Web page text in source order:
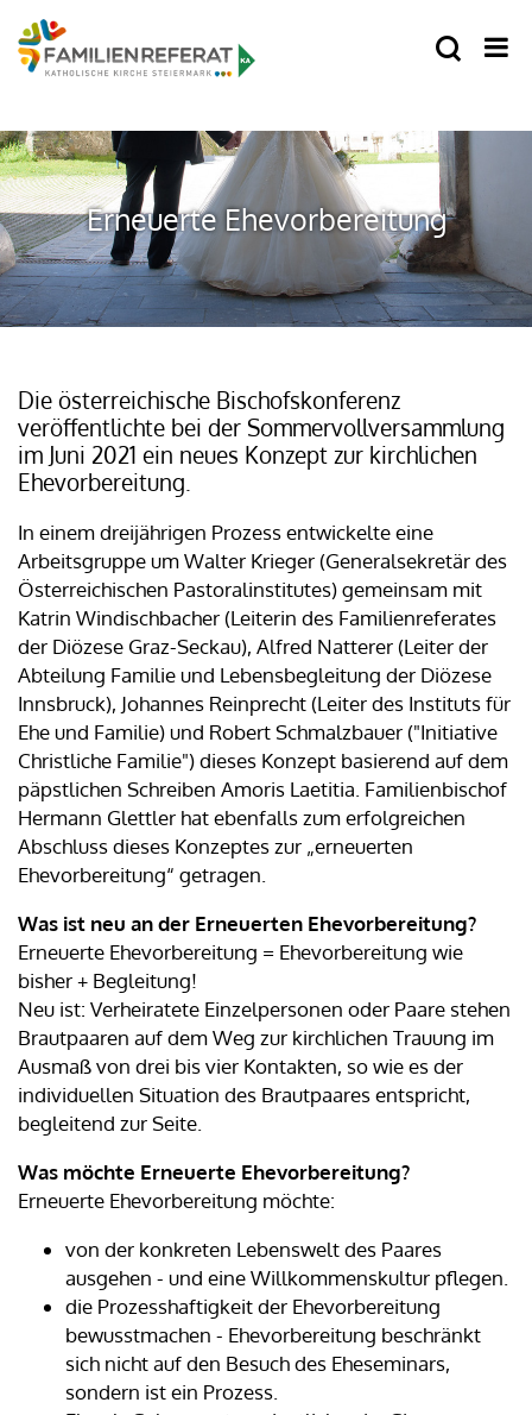
Erneuerte Ehevorbereitung
Die österreichische Bischofskonferenz
veröffentlichte bei der Sommervollversammlung
im Juni 2021 ein neues Konzept zur kirchlichen
Ehevorbereitung.
In einem dreijährigen Prozess entwickelte eine
Arbeitsgruppe um Walter Krieger (Generalsekretär des
Österreichischen Pastoralinstitutes) gemeinsam mit
Katrin Windischbacher (Leiterin des Familienreferates
der Diözese Graz-Seckau), Alfred Natterer (Leiter der
Abteilung Familie und Lebensbegleitung der Diözese
Innsbruck), Johannes Reinprecht (Leiter des Instituts für
Ehe und Familie) und Robert Schmalzbauer ("Initiative
Christliche Familie") dieses Konzept basierend auf dem
päpstlichen Schreiben Amoris Laetitia. Familienbischof
Hermann Glettler hat ebenfalls zum erfolgreichen
Abschluss dieses Konzeptes zur „erneuerten
Ehevorbereitung“ getragen.
Was ist neu an der Erneuerten Ehevorbereitung?
Erneuerte Ehevorbereitung = Ehevorbereitung wie
bisher + Begleitung!
Neu ist: Verheiratete Einzelpersonen oder Paare stehen
Brautpaaren auf dem Weg zur kirchlichen Trauung im
Ausmaß von drei bis vier Kontakten, so wie es der
individuellen Situation des Brautpaares entspricht,
begleitend zur Seite.
Was möchte Erneuerte Ehevorbereitung?
Erneuerte Ehevorbereitung möchte:
von der konkreten Lebenswelt des Paares
ausgehen - und eine Willkommenskultur pflegen.
die Prozesshaftigkeit der Ehevorbereitung
bewusstmachen - Ehevorbereitung beschränkt
sich nicht auf den Besuch des Eheseminars,
sondern ist ein Prozess.